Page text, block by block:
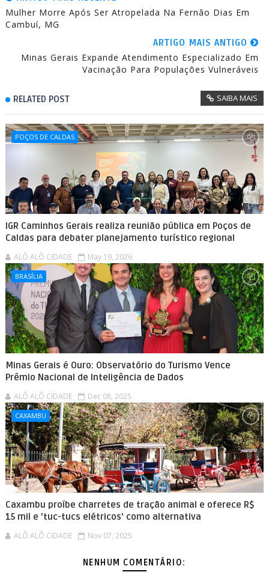
Mulher Morre Após Ser Atropelada Na Fernão Dias Em
Cambuí, MG
ARTIGO MAIS ANTIGO
Minas Gerais Expande Atendimento Especializado Em
Vacinação Para Populações Vulneráveis
RELATED POST SAIBA MAIS
POÇOS DE CALDAS
IGR Caminhos Gerais realiza reunião pública em Poços de
Caldas para debater planejamento turístico regional
ALÔ ALÔ CIDADE May 19, 2026
BRASÍLIA
Minas Gerais é Ouro: Observatório do Turismo Vence
Prêmio Nacional de Inteligência de Dados
ALÔ ALÔ CIDADE Dec 08, 2025
CAXAMBU
Caxambu proíbe charretes de tração animal e oferece R$
15 mil e 'tuc-tucs elétricos' como alternativa
ALÔ ALÔ CIDADE Nov 07, 2025
NENHUM COMENTÁRIO: